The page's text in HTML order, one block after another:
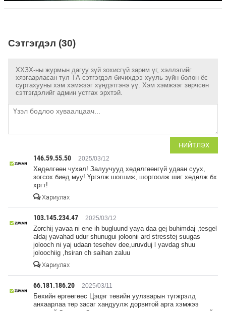
Сэтгэгдэл (30)
ХХЗХ-ны журмын дагуу зүй зохисгүй зарим үг, хэллэгийг
хязгаарласан тул ТА сэтгэгдэл бичихдээ хууль зүйн болон ёс
суртахууны хэм хэмжээг хүндэтгэнэ үү. Хэм хэмжээг зөрчсөн
сэтгэгдэлийг админ устгах эрхтэй.
НИЙТЛЭХ
146.59.55.50 2025/03/12
Хөдөлгөөн чухал! Залуучууд хөдөлгөөнгүй удаан суух,
зогсох биед муу! Үргэлж шогшиж, шоргоолж шиг хөдөлж бх
хргт!
Хариулах
103.145.234.47 2025/03/12
Zorchij yavaa ni ene ih bugluund yaya daa gej buhimdaj ,tesgel
aldaj yavahad udur shunugui joloonii ard stresstej suugas
jolooch ni yaj udaan tesehev dee,uruvduj l yavdag shuu
joloochiig ,hsiran ch saihan zaluu
Хариулах
66.181.186.20 2025/03/11
Бөхийн өргөөгөөс Цэцэг төвийн уулзварын түгжрэлд
анхаарлаа төр засаг хандуулж дорвитой арга хэмжээ